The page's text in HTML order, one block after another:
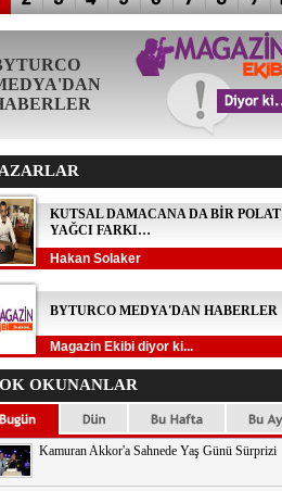
KUTSAL DAMACANA DA BİR POLAT
YAĞCI FARKI…
Hakan Solaker
BYTURCO MEDYA'DAN HABERLER
Magazin Ekibi diyor ki...
OKUNANLAR
Kamuran Akkor'a Sahnede Yaş Günü Sürprizi